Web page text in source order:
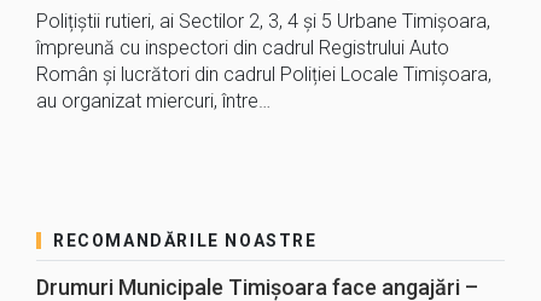
Polițiștii rutieri, ai Sectilor 2, 3, 4 și 5 Urbane Timișoara,
împreună cu inspectori din cadrul Registrului Auto
Român și lucrători din cadrul Poliției Locale Timișoara,
au organizat miercuri, între…
RECOMANDĂRILE NOASTRE
Drumuri Municipale Timișoara face angajări –